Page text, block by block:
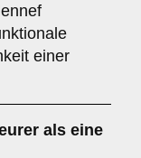
einer
als eine